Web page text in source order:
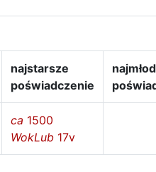
najstarsze
poświadczenie
ca 1500
WokLub 17v